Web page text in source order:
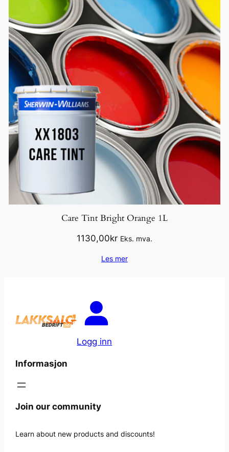
Care Tint Bright Orange 1L
1130,00kr Eks. mva.
Les mer
Logg inn
Informasjon
Join our community
Learn about new products and discounts!